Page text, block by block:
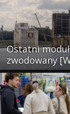
Ostatni
zwodowany